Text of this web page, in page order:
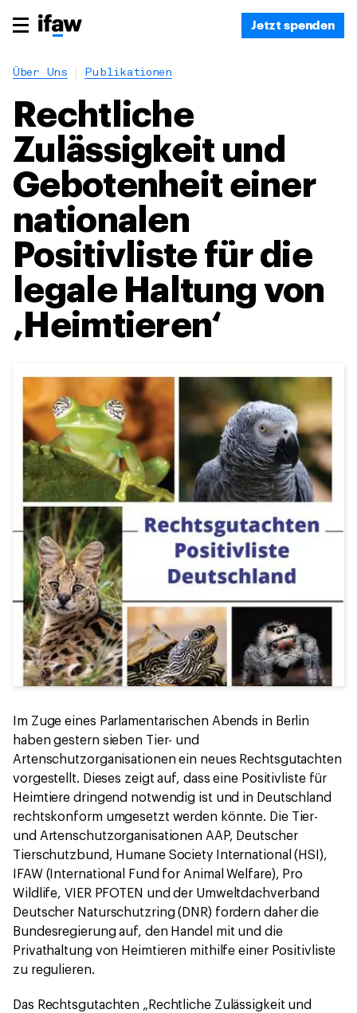
Jetzt spenden
Über Uns Publikationen
Rechtliche
Zulässigkeit und
Gebotenheit einer
nationalen
Positivliste für die
legale Haltung von
‚Heimtieren‘
Im Zuge eines Parlamentarischen Abends in Berlin
haben gestern sieben Tier- und
Artenschutzorganisationen ein neues Rechtsgutachten
vorgestellt. Dieses zeigt auf, dass eine Positivliste für
Heimtiere dringend notwendig ist und in Deutschland
rechtskonform umgesetzt werden könnte. Die Tier-
und Artenschutzorganisationen AAP, Deutscher
Tierschutzbund, Humane Society International (HSI),
IFAW (International Fund for Animal Welfare), Pro
Wildlife, VIER PFOTEN und der Umweltdachverband
Deutscher Naturschutzring (DNR) fordern daher die
Bundesregierung auf, den Handel mit und die
Privathaltung von Heimtieren mithilfe einer Positivliste
zu regulieren.
Das Rechtsgutachten „Rechtliche Zulässigkeit und